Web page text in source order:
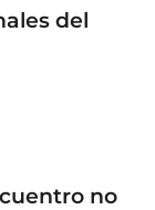
del
no